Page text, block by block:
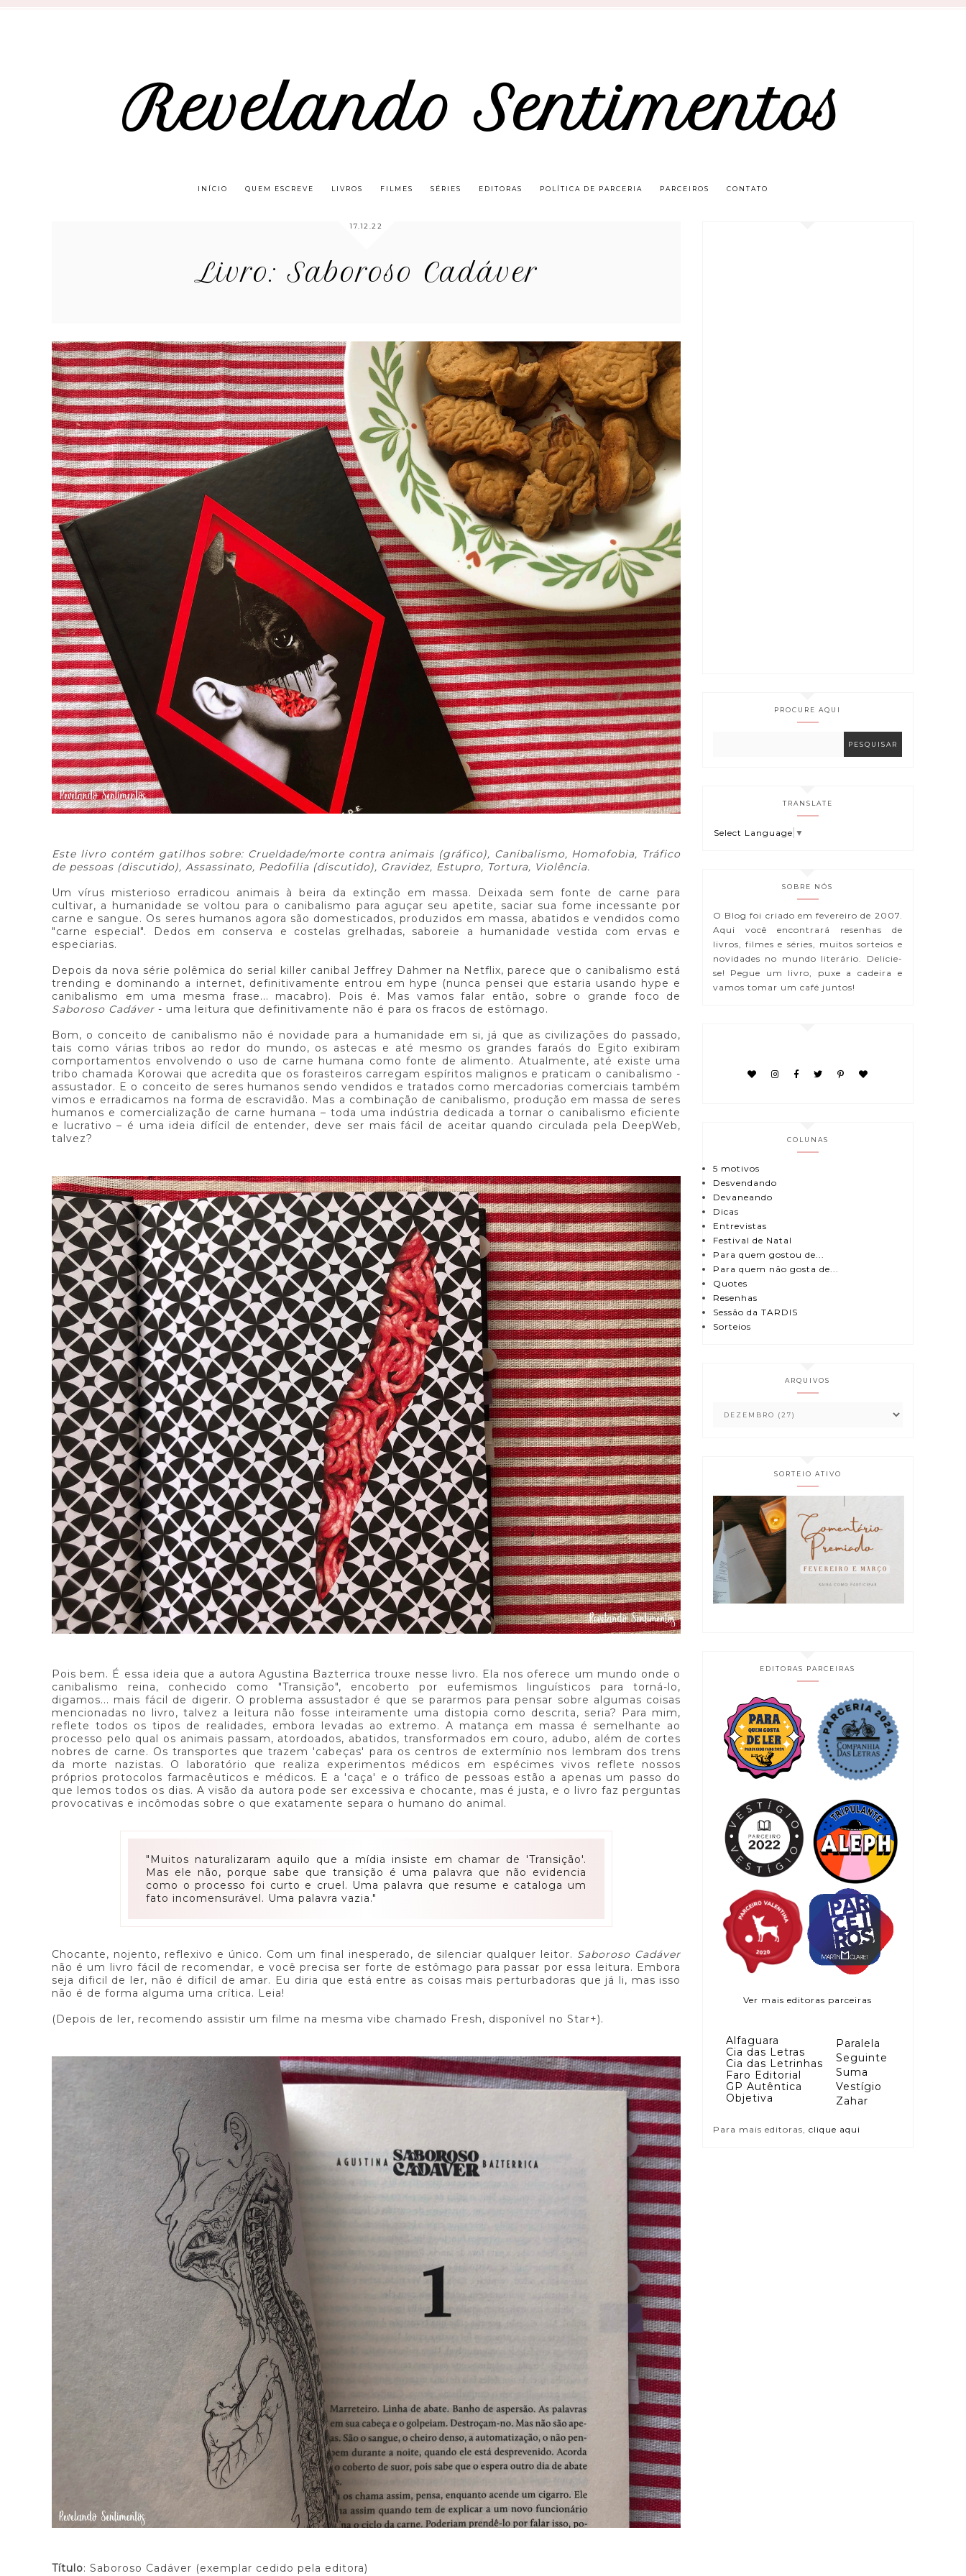
Revelando Sentimentos
INÍCIO QUEM ESCREVE LIVROS FILMES SÉRIES EDITORAS POLÍTICA DE PARCERIA PARCEIROS CONTATO
17.12.22
Livro: Saboroso Cadáver
Este livro contém gatilhos sobre: Crueldade/morte contra animais (gráfico), Canibalismo, Homofobia, Tráfico
de pessoas (discutido), Assassinato, Pedofilia (discutido), Gravidez, Estupro, Tortura, Violência.
Um vírus misterioso erradicou animais à beira da extinção em massa. Deixada sem fonte de carne para
cultivar, a humanidade se voltou para o canibalismo para aguçar seu apetite, saciar sua fome incessante por
carne e sangue. Os seres humanos agora são domesticados, produzidos em massa, abatidos e vendidos como
"carne especial". Dedos em conserva e costelas grelhadas, saboreie a humanidade vestida com ervas e
especiarias.
Depois da nova série polêmica do serial killer canibal Jeffrey Dahmer na Netflix, parece que o canibalismo está
trending e dominando a internet, definitivamente entrou em hype (nunca pensei que estaria usando hype e
canibalismo em uma mesma frase... macabro). Pois é. Mas vamos falar então, sobre o grande foco de
Saboroso Cadáver - uma leitura que definitivamente não é para os fracos de estômago.
Bom, o conceito de canibalismo não é novidade para a humanidade em si, já que as civilizações do passado,
tais como várias tribos ao redor do mundo, os astecas e até mesmo os grandes faraós do Egito exibiram
comportamentos envolvendo o uso de carne humana como fonte de alimento. Atualmente, até existe uma
tribo chamada Korowai que acredita que os forasteiros carregam espíritos malignos e praticam o canibalismo -
assustador. E o conceito de seres humanos sendo vendidos e tratados como mercadorias comerciais também
vimos e erradicamos na forma de escravidão. Mas a combinação de canibalismo, produção em massa de seres
humanos e comercialização de carne humana – toda uma indústria dedicada a tornar o canibalismo eficiente
e lucrativo – é uma ideia difícil de entender, deve ser mais fácil de aceitar quando circulada pela DeepWeb,
talvez?
Pois bem. É essa ideia que a autora Agustina Bazterrica trouxe nesse livro. Ela nos oferece um mundo onde o
canibalismo reina, conhecido como "Transição", encoberto por eufemismos linguísticos para torná-lo,
digamos... mais fácil de digerir. O problema assustador é que se pararmos para pensar sobre algumas coisas
mencionadas no livro, talvez a leitura não fosse inteiramente uma distopia como descrita, seria? Para mim,
reflete todos os tipos de realidades, embora levadas ao extremo. A matança em massa é semelhante ao
processo pelo qual os animais passam, atordoados, abatidos, transformados em couro, adubo, além de cortes
nobres de carne. Os transportes que trazem 'cabeças' para os centros de extermínio nos lembram dos trens
da morte nazistas. O laboratório que realiza experimentos médicos em espécimes vivos reflete nossos
próprios protocolos farmacêuticos e médicos. E a 'caça' e o tráfico de pessoas estão a apenas um passo do
que lemos todos os dias. A visão da autora pode ser excessiva e chocante, mas é justa, e o livro faz perguntas
provocativas e incômodas sobre o que exatamente separa o humano do animal.
"Muitos naturalizaram aquilo que a mídia insiste em chamar de 'Transição'.
Mas ele não, porque sabe que transição é uma palavra que não evidencia
como o processo foi curto e cruel. Uma palavra que resume e cataloga um
fato incomensurável. Uma palavra vazia."
Chocante, nojento, reflexivo e único. Com um final inesperado, de silenciar qualquer leitor. Saboroso Cadáver
não é um livro fácil de recomendar, e você precisa ser forte de estômago para passar por essa leitura. Embora
seja dificil de ler, não é difícil de amar. Eu diria que está entre as coisas mais perturbadoras que já li, mas isso
não é de forma alguma uma crítica. Leia!
(Depois de ler, recomendo assistir um filme na mesma vibe chamado Fresh, disponível no Star+).
Título: Saboroso Cadáver (exemplar cedido pela editora)
PROCURE AQUI
TRANSLATE
Select Language ▼
SOBRE NÓS
O Blog foi criado em fevereiro de 2007.
Aqui você encontrará resenhas de
livros, filmes e séries, muitos sorteios e
novidades no mundo literário. Delicie-
se! Pegue um livro, puxe a cadeira e
vamos tomar um café juntos!
COLUNAS
5 motivos
Desvendando
Devaneando
Dicas
Entrevistas
Festival de Natal
Para quem gostou de...
Para quem não gosta de...
Quotes
Resenhas
Sessão da TARDIS
Sorteios
ARQUIVOS
SORTEIO ATIVO
EDITORAS PARCEIRAS
Ver mais editoras parceiras
Alfaguara
Cia das Letras
Cia das Letrinhas
Faro Editorial
GP Autêntica
Objetiva
Paralela
Seguinte
Suma
Vestígio
Zahar
Para mais editoras, clique aqui